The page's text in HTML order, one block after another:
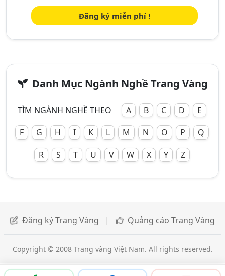
Đăng ký miễn phí !
Danh Mục Ngành Nghề Trang Vàng
TÌM NGÀNH NGHỀ THEO A B C D
E
F
G H I K L M N O P
Q
R
S T U V W X Y Z
Đăng ký Trang Vàng | Quảng cáo Trang Vàng
Copyright © 2008 Trang vàng Việt Nam. All rights reserved.